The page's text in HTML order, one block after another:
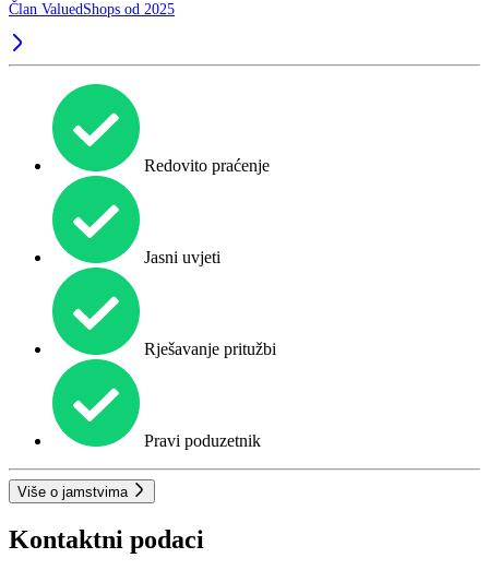
Član ValuedShops od 2025
Redovito praćenje
Jasni uvjeti
Rješavanje pritužbi
Pravi poduzetnik
Više o jamstvima
Kontaktni podaci